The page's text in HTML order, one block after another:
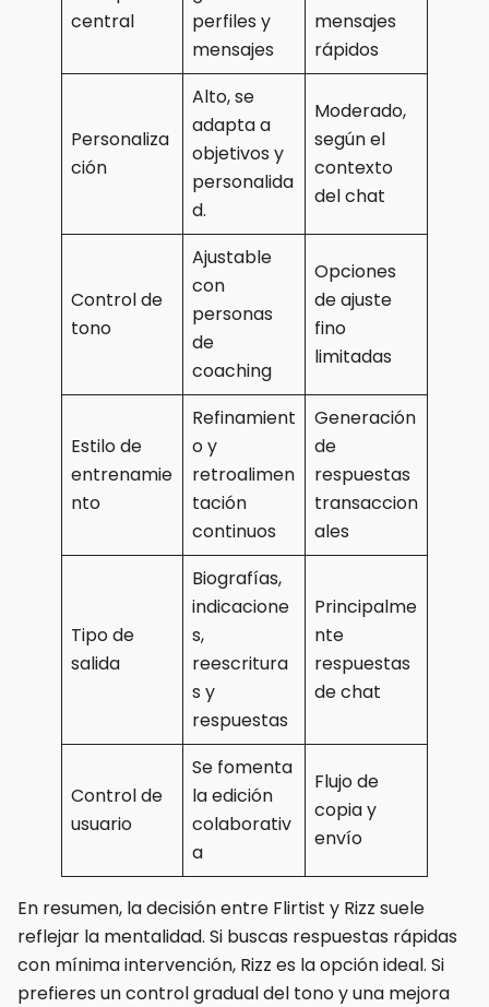
central
perfiles y
mensajes
mensajes
rápidos
Personaliza
ción
Alto, se
adapta a
objetivos y
personalida
d.
Moderado,
según el
contexto
del chat
Control de
tono
Ajustable
con
personas
de
coaching
Opciones
de ajuste
fino
limitadas
Estilo de
entrenamie
nto
Refinamient
o y
retroalimen
tación
continuos
Generación
de
respuestas
transaccion
ales
Tipo de
salida
Biografías,
indicacione
s,
reescritura
s y
respuestas
Principalme
nte
respuestas
de chat
Control de
usuario
Se fomenta
la edición
colaborativ
a
Flujo de
copia y
envío
En resumen, la decisión entre Flirtist y Rizz suele
reflejar la mentalidad. Si buscas respuestas rápidas
con mínima intervención, Rizz es la opción ideal. Si
prefieres un control gradual del tono y una mejora